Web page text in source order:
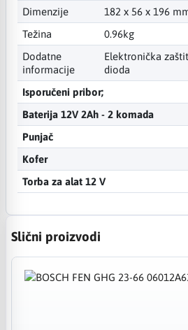
Dimenzije
182 x 56 x 196
Težina
0.96kg
Dodatne
informacije
Elektronička
dioda
Isporučeni pribor;
Baterija 12V 2Ah - 2 komada
Punjač
Kofer
Torba za alat 12 V
Slični proizvodi